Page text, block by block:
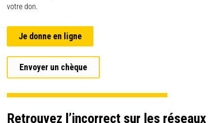
votre don.
Je donne en ligne
Envoyer un chèque
Retrouvez l’incorrect sur les réseaux